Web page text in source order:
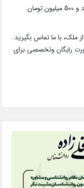
با ما تماس بگیرید.
رایگان وتخصصی برای